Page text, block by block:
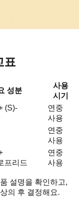
표
성분
사용
시기
(S)-
연중
사용
연중
사용
프리드
연중
사용
설명을 확인하고,
의 후 결정해요.